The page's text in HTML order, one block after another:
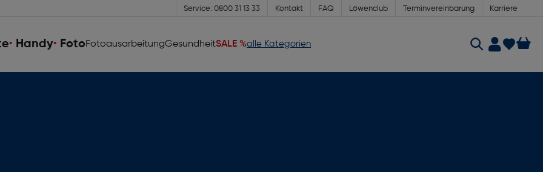
Service: 0800 31 13 33 Kontakt FAQ Löwenclub Terminvereinbarung Karriere
Handy FotoFotoausarbeitungGesundheitSALE %alle Kategorien